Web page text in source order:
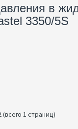
в
3350/5S
1 страниц)